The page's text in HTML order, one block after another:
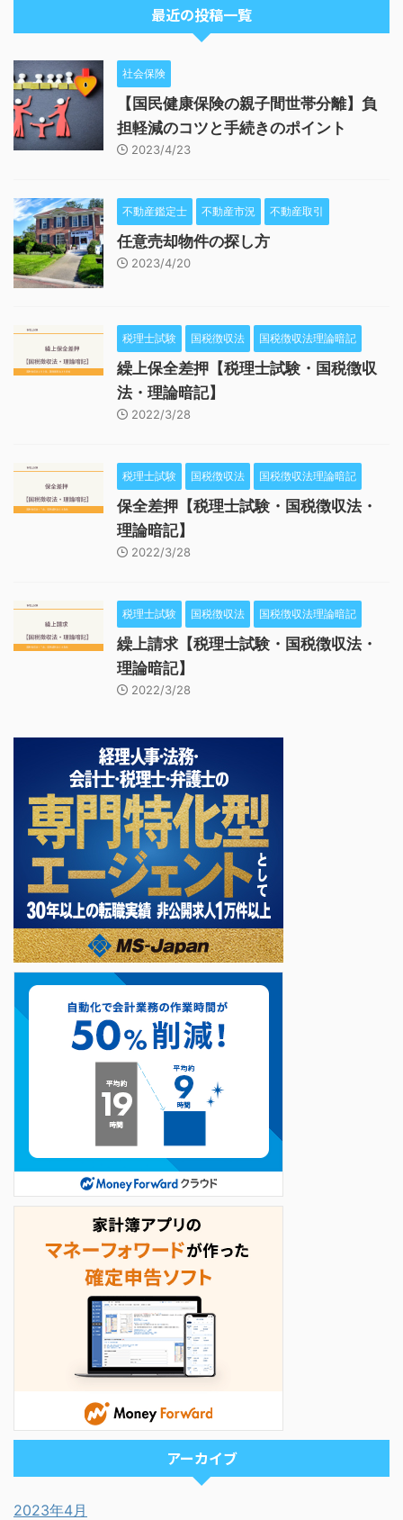
最近の投稿一覧
社会保険
【国民健康保険の親子間世帯分離】負
担軽減のコツと手続きのポイント
2023/4/23
不動産鑑定士 不動産市況 不動産取引
任意売却物件の探し方
2023/4/20
税理士試験 国税徴収法 国税徴収法理論暗記
繰上保全差押【税理士試験・国税徴収
法・理論暗記】
2022/3/28
税理士試験 国税徴収法 国税徴収法理論暗記
保全差押【税理士試験・国税徴収法・
理論暗記】
2022/3/28
税理士試験 国税徴収法 国税徴収法理論暗記
繰上請求【税理士試験・国税徴収法・
理論暗記】
2022/3/28
アーカイブ
2023年4月